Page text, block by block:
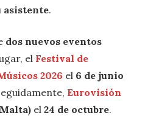
asistente.
dos nuevos eventos
el Festival de
2026 el 6 de junio
Eurovisión
el 24 de octubre.